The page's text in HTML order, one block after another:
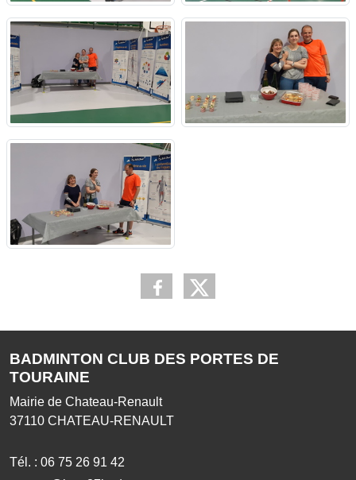
BADMINTON CLUB DES PORTES DE
TOURAINE
Mairie de Chateau-Renault
37110 CHATEAU-RENAULT
Tél. : 06 75 26 91 42